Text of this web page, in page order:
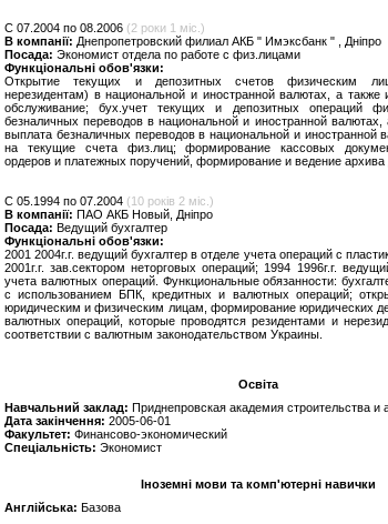
C 07.2004 по 08.2006 (2 роки 1 міс.)
В компанії: Днепропетровский филиал АКБ " Имэксбанк " , Дніпро
Посада: Экономист отдела по работе с физ.лицами
Функціональні обов'язки:
Открытие текущих и депозитных счетов физическим
нерезидентам) в национальной и иностранной валютах, а также
обслуживание; бух.учет текущих и депозитных операций
безналичных переводов в национальной и иностранной валютах,
выплата безналичных переводов в национальной и иностранной
на текущие счета физ.лиц; формирование кассовых
ордеров и платежных поручений, формирование и ведение архива
C 05.1994 по 07.2004 (10 років 2 міс.)
В компанії: ПАО АКБ Новый, Дніпро
Посада: Ведущий бухгалтер
Функціональні обов'язки:
2001 2004г.г. ведущий бухгалтер в отделе учета операций с
2001г.г. зав.сектором неторговых операций; 1994 1996г.г.
учета валютных операций. Функциональные обязанности:
с использованием БПК, кредитных и валютных операций;
юридическим и физическим лицам, формирование юридических
валютных операций, которые проводятся резидентами и
соответствии с валютным законодательством Украины.
Освіта
Навчальний заклад: Приднепровская академия строительства и
Дата закінчення: 2005-06-01
Факультет: Финансово-экономический
Спеціальність: Экономист
Іноземні мови та комп'ютерні навички
Англійська: Базова